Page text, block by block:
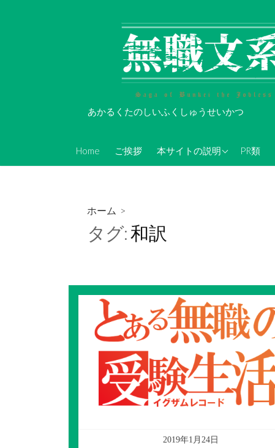
あかるくたのしいふくしゅうせいかつ
Home ご挨拶 本サイトの説明
About Koi-Oh
無職文系ツイキャス情報
PR類
ホーム >
タグ:和訳
2019年1月24日